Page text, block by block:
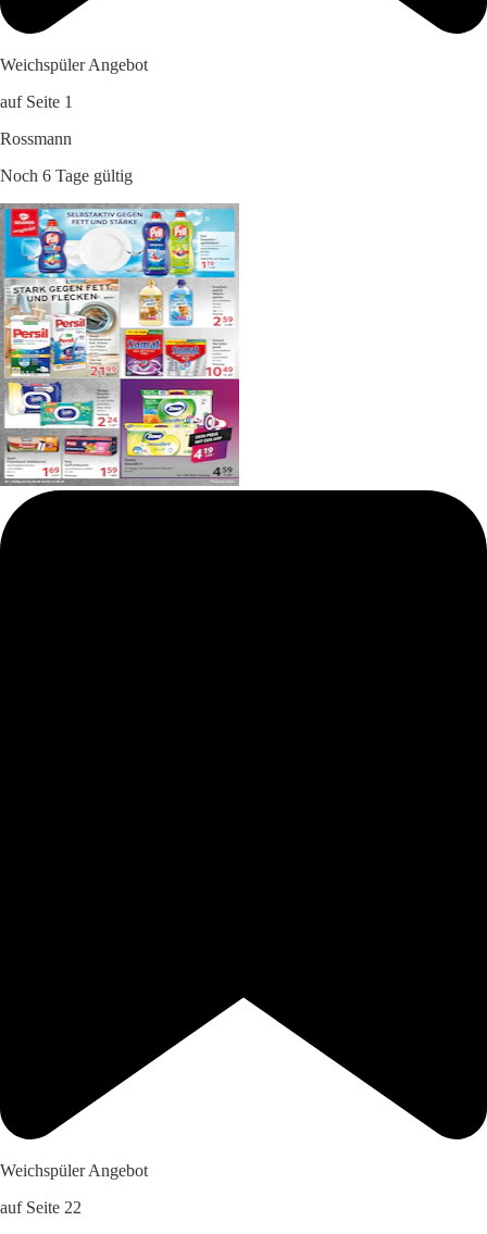
Weichspüler Angebot
auf Seite 1
Rossmann
Noch 6 Tage gültig
Weichspüler Angebot
auf Seite 22